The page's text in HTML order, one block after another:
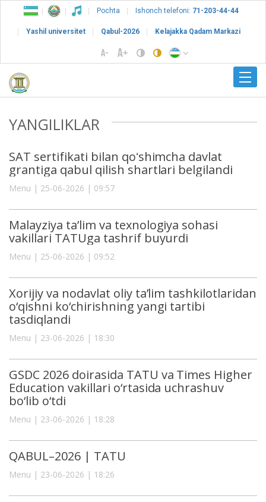
Pochta Ishonch telefoni: 71-203-44-44
Yashil universitet Qabul-2026 Kelajakka Qadam Markazi
YANGILIKLAR
SAT sertifikati bilan qoʻshimcha davlat
grantiga qabul qilish shartlari belgilandi
Menu | 25-06-2026 | 09:57
Malayziya ta’lim va texnologiya sohasi
vakillari TATUga tashrif buyurdi
Menu | 25-06-2026 | 09:52
Xorijiy va nodavlat oliy ta’lim tashkilotlaridan
o‘qishni ko‘chirishning yangi tartibi
tasdiqlandi
Menu | 23-06-2026 | 18:30
GSDC 2026 doirasida TATU va Times Higher
Education vakillari o‘rtasida uchrashuv
bo‘lib o‘tdi
Menu | 23-06-2026 | 18:28
QABUL–2026 | TATU
Menu | 23-06-2026 | 18:26